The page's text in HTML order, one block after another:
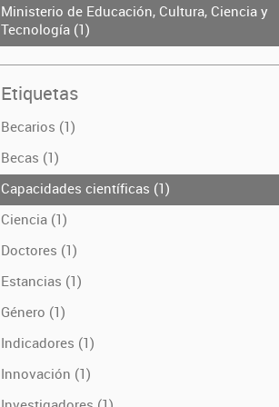
Ministerio de Educación, Cultura, Ciencia y
Tecnología (1)
Etiquetas
Becarios (1)
Becas (1)
Capacidades científicas (1)
Ciencia (1)
Doctores (1)
Estancias (1)
Género (1)
Indicadores (1)
Innovación (1)